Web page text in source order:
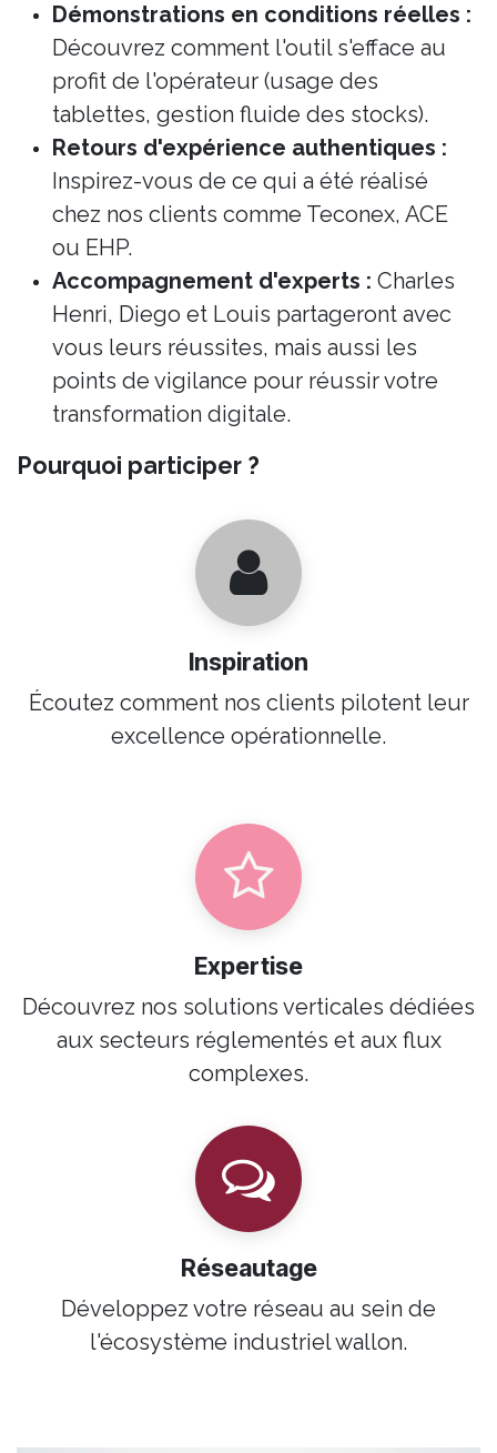
Démonstrations en conditions réelles :
Découvrez comment l'outil s'efface au
profit de l'opérateur (usage des
tablettes, gestion fluide des stocks).
Retours d'expérience authentiques :
Inspirez-vous de ce qui a été réalisé
chez nos clients comme Teconex, ACE
ou EHP.
Accompagnement d'experts : Charles
Henri, Diego et Louis partageront avec
vous leurs réussites, mais aussi les
points de vigilance pour réussir votre
transformation digitale.
Pourquoi participer ?
Inspiration
Écoutez comment nos clients pilotent leur
excellence opérationnelle.
Expertise
Découvrez nos solutions verticales dédiées
aux secteurs réglementés et aux flux
complexes.
Réseautage
Développez votre réseau au sein de
l'écosystème industriel wallon.